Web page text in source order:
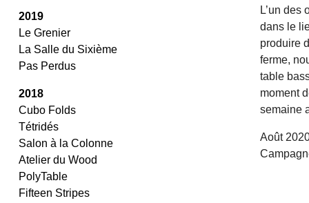
2019
Le Grenier
La Salle du Sixième
Pas Perdus
2018
Cubo Folds
Tétridés
Salon à la Colonne
Atelier du Wood
PolyTable
Fifteen Stripes
L’un
dans le
produire
ferme,
table
moment
semaine
Août